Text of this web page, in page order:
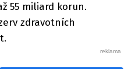
55 miliard korun.
zdravotních